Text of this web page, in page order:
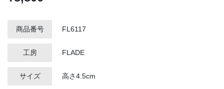
商品番号 FL6117
工房 FLADE
サイズ 高さ4.5cm